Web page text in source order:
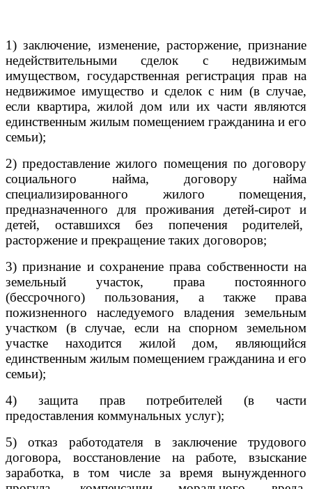
1) заключение, изменение, расторжение, признание
недействительными сделок с недвижимым
имуществом, государственная регистрация прав на
недвижимое имущество и сделок с ним (в случае,
если квартира, жилой дом или их части являются
единственным жилым помещением гражданина и его
семьи);
2) предоставление жилого помещения по договору
социального найма, договору найма
специализированного жилого помещения,
предназначенного для проживания детей-сирот и
детей, оставшихся без попечения родителей,
расторжение и прекращение таких договоров;
3) признание и сохранение права собственности на
земельный участок, права постоянного
(бессрочного) пользования, а также права
пожизненного наследуемого владения земельным
участком (в случае, если на спорном земельном
участке находится жилой дом, являющийся
единственным жилым помещением гражданина и его
семьи);
4) защита прав потребителей (в части
предоставления коммунальных услуг);
5) отказ работодателя в заключение трудового
договора, восстановление на работе, взыскание
заработка, в том числе за время вынужденного